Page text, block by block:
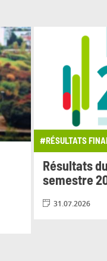
#RÉSULTATS
Résultats
semestre
31.07.2026